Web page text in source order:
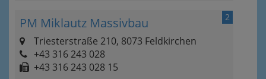
2
PM Miklautz Massivbau
Triesterstraße 210, 8073 Feldkirchen
+43 316 243 028
+43 316 243 028 15